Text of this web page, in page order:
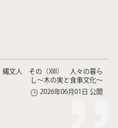
、縄文人 その（ⅫI） 人々の暮ら
し〜木の実と食事文化〜
2026年06月01日 公開